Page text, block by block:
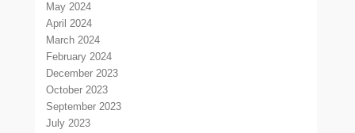
May 2024
April 2024
March 2024
February 2024
December 2023
October 2023
September 2023
July 2023